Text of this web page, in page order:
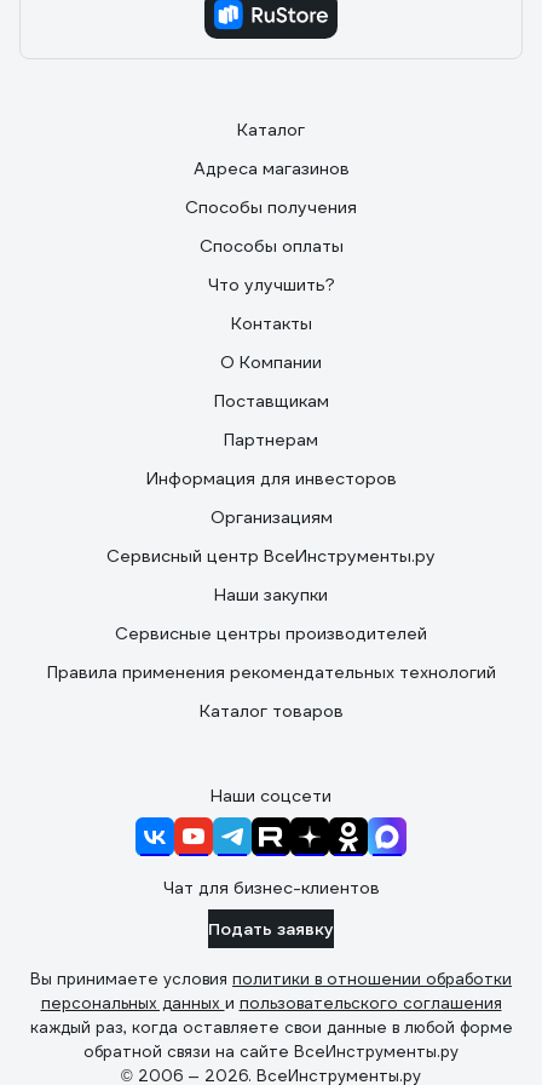
Каталог
Адреса магазинов
Способы получения
Способы оплаты
Что улучшить?
Контакты
О Компании
Поставщикам
Партнерам
Информация для инвесторов
Организациям
Сервисный центр ВсеИнструменты.ру
Наши закупки
Сервисные центры производителей
Правила применения рекомендательных технологий
Каталог товаров
Наши соцсети
Чат для бизнес-клиентов
Подать заявку
Вы принимаете условия политики в отношении обработки
персональных данных и пользовательского соглашения
каждый раз, когда оставляете свои данные в любой форме
обратной связи на сайте ВсеИнструменты.ру
© 2006 — 2026. ВсеИнструменты.ру